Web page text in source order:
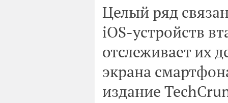
Целый ряд
iOS-устройств
отслеживает их
экрана
издание